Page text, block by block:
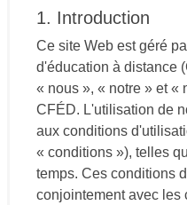
1. Introduction
Ce site Web est géré
d'éducation à distance
« nous », « notre » et «
CFÉD. L'utilisation de
aux conditions
« conditions »), telles
temps. Ces conditions
conjointement avec les